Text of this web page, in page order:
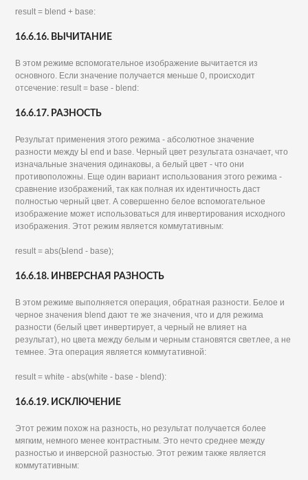
result = blend + base:
16.6.16. ВЫЧИТАНИЕ
В этом режиме вспомогательное изображение вычитается из
основного. Если значение получается меньше 0, происходит
отсечение: result = base - blend:
16.6.17. РАЗНОСТЬ
Результат применения этого режима - абсолютное значение
разности между Ы end и base. Черный цвет результата означает, что
изначальные значения одинаковы, а белый цвет - что они
противоположны. Еще один вариант использования этого режима -
сравнение изображений, так как полная их идентичность даст
полностью черный цвет. А совершенно белое вспомогательное
изображение может использоваться для инвертирования исходного
изображения. Этот режим является коммутативным:
result = abs(Ыend - base);
16.6.18. ИНВЕРСНАЯ РАЗНОСТЬ
В этом режиме выполняется операция, обратная разности. Белое и
черное значения blend дают те же значения, что и для режима
разности (белый цвет инвертирует, а черный не влияет на
результат), но цвета между белым и черным становятся светлее, а не
темнее. Эта операция является коммутативной:
result = white - abs(white - base - blend):
16.6.19. ИСКЛЮЧЕНИЕ
Этот режим похож на разность, но результат получается более
мягким, немного менее контрастным. Это нечто среднее между
разностью и инверсной разностью. Этот режим также является
коммутативным: